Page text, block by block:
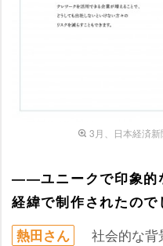
3月、日本経済
――ユニークで印象的
経緯で制作されたので
熱田さん
社会的な背